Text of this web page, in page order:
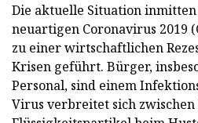
Die aktuelle Situation inmitten
neuartigen Coronavirus 2019
zu einer wirtschaftlichen
Krisen geführt. Bürger,
Personal, sind einem
Virus verbreitet sich